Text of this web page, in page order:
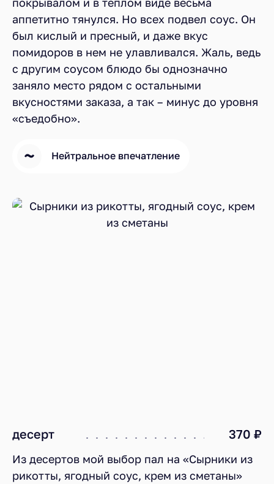
аппетитно тянулся. Но всех подвел соус. Он
был кислый и пресный, и даже вкус
помидоров в нем не улавливался. Жаль, ведь
с другим соусом блюдо бы однозначно
заняло место рядом с остальными
вкусностями заказа, а так – минус до уровня
«съедобно».
Нейтральное впечатление
десерт 370 ₽
Из десертов мой выбор пал на «Сырники из
рикотты, ягодный соус, крем из сметаны»